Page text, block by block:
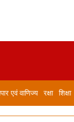
एवं वाणिज्य रक्षा शिक्षा